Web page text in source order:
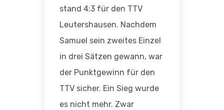
stand 4:3 für den TTV
Leutershausen. Nachdem
Samuel sein zweites Einzel
in drei Sätzen gewann, war
der Punktgewinn für den
TTV sicher. Ein Sieg wurde
es nicht mehr. Zwar